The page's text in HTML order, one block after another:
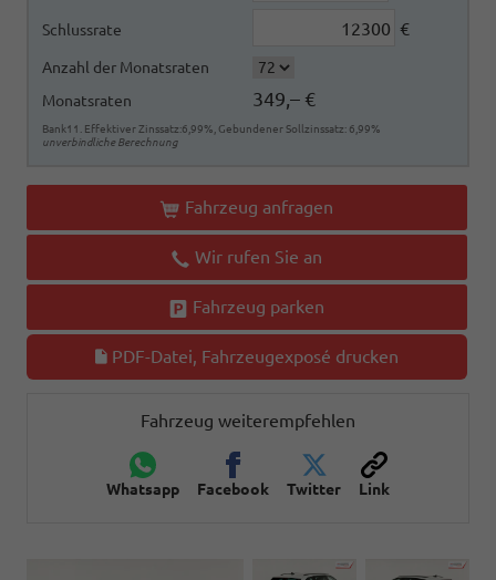
Schlussrate €
Anzahl der Monatsraten
Monatsraten
349,– €
Bank11. Effektiver Zinssatz:6,99%, Gebundener Sollzinssatz: 6,99%
unverbindliche Berechnung
Fahrzeug anfragen
Wir rufen Sie an
Fahrzeug parken
PDF-Datei, Fahrzeugexposé drucken
Fahrzeug weiterempfehlen
Whatsapp Facebook Twitter Link